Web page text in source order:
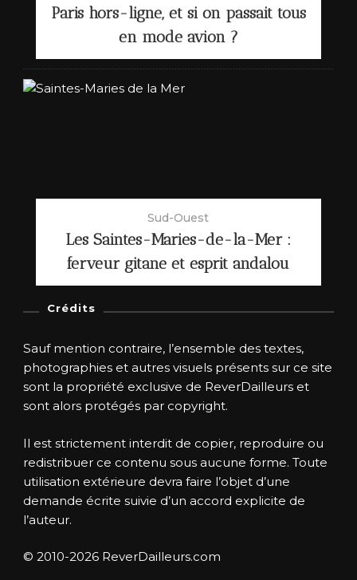
Paris hors-ligne, et si on passait tous
en mode avion ?
Sud-Ouest
Les Saintes-Maries-de-la-Mer :
ferveur gitane et esprit andalou
Crédits
Sauf mention contraire, l’ensemble des textes,
photographies et autres visuels présents sur ce site
sont la propriété exclusive de ReverDailleurs et
sont alors protégés par copyright.
Il est strictement interdit de copier, reproduire ou
redistribuer ce contenu sous aucune forme. Toute
utilisation extérieure devra faire l’objet d’une
demande écrite suivie d’un accord explicite de
l’auteur.
© 2010-2026 ReverDailleurs.com